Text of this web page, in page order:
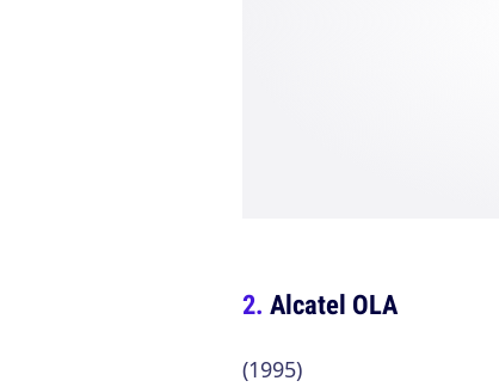
Alcatel OLA
(1995)